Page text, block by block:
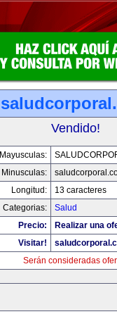
Vendido!
Mayusculas:
Minusculas:
Longitud:
13 caracteres
Categorias:
Salud
Precio:
Realizar una
Visitar!
Serán consideradas